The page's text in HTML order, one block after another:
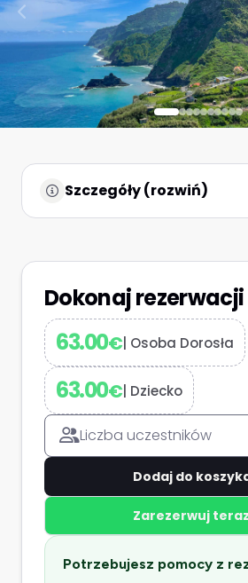
Szczegóły (rozwiń)
Dokonaj rezerwacji
63.00€| Osoba Dorosła
63.00€| Dziecko
Liczba uczestników
Dodaj do
Zarezerwuj teraz
Potrzebujesz pomocy z